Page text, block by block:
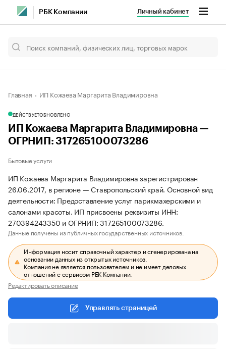
РБК Компании Личный кабинет
Главная ИП Кожаева Маргарита Владимировна
ДЕЙСТВУЕТОБНОВЛЕНО
ИП Кожаева Маргарита Владимировна —
ОГРНИП: 317265100073286
Бытовые услуги
ИП Кожаева Маргарита Владимировна зарегистрирован
26.06.2017, в регионе — Ставропольский край. Основной вид
деятельности: Предоставление услуг парикмахерскими и
салонами красоты. ИП присвоены реквизиты ИНН:
270394243350 и ОГРНИП: 317265100073286.
Данные получены из публичных государственных источников.
Информация носит справочный характер и сгенерирована на
основании данных из открытых источников.
Компания не является пользователем и не имеет деловых
отношений с сервисом РБК Компании.
Редактировать описание
Управлять страницей